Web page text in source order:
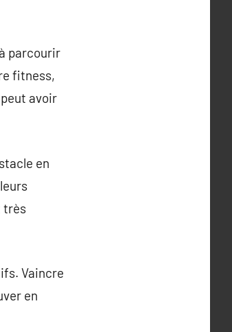
parcourir
fitness,
avoir
en
très
Vaincre
en